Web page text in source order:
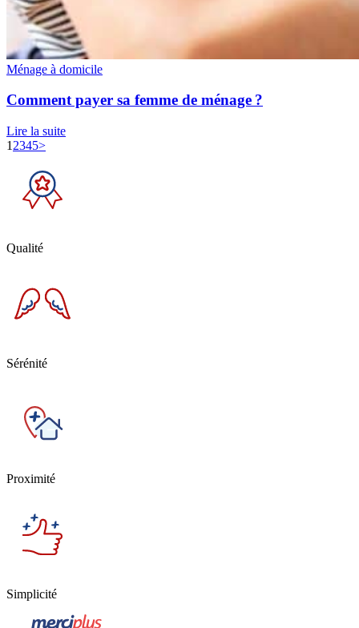
Ménage à domicile
Comment payer sa femme de ménage ?
Lire la suite
1 2345>
Qualité
Sérénité
Proximité
Simplicité